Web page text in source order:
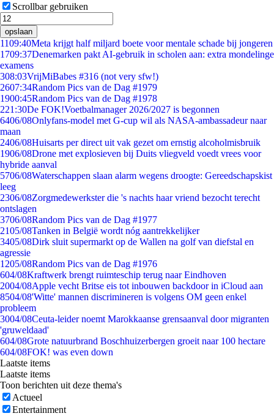
Scrollbar gebruiken
opslaan
1109:40Meta krijgt half miljard boete voor mentale schade bij jongeren
1709:37Denemarken pakt AI-gebruik in scholen aan: extra mondelinge
examens
308:03VrijMiBabes #316 (not very sfw!)
2607:34Random Pics van de Dag #1979
1900:45Random Pics van de Dag #1978
221:30De FOK!Voetbalmanager 2026/2027 is begonnen
6406/08Onlyfans-model met G-cup wil als NASA-ambassadeur naar
maan
2406/08Huisarts per direct uit vak gezet om ernstig alcoholmisbruik
1906/08Drone met explosieven bij Duits vliegveld voedt vrees voor
hybride aanval
5706/08Waterschappen slaan alarm wegens droogte: Gereedschapskist
leeg
2306/08Zorgmedewerkster die 's nachts haar vriend bezocht terecht
ontslagen
3706/08Random Pics van de Dag #1977
2105/08Tanken in België wordt nóg aantrekkelijker
3405/08Dirk sluit supermarkt op de Wallen na golf van diefstal en
agressie
1205/08Random Pics van de Dag #1976
604/08Kraftwerk brengt ruimteschip terug naar Eindhoven
2004/08Apple vecht Britse eis tot inbouwen backdoor in iCloud aan
8504/08'Witte' mannen discrimineren is volgens OM geen enkel
probleem
3004/08Ceuta-leider noemt Marokkaanse grensaanval door migranten
'gruweldaad'
604/08Grote natuurbrand Boschhuizerbergen groeit naar 100 hectare
604/08FOK! was even down
Laatste items
Laatste items
Toon berichten uit deze thema's
Actueel
Entertainment